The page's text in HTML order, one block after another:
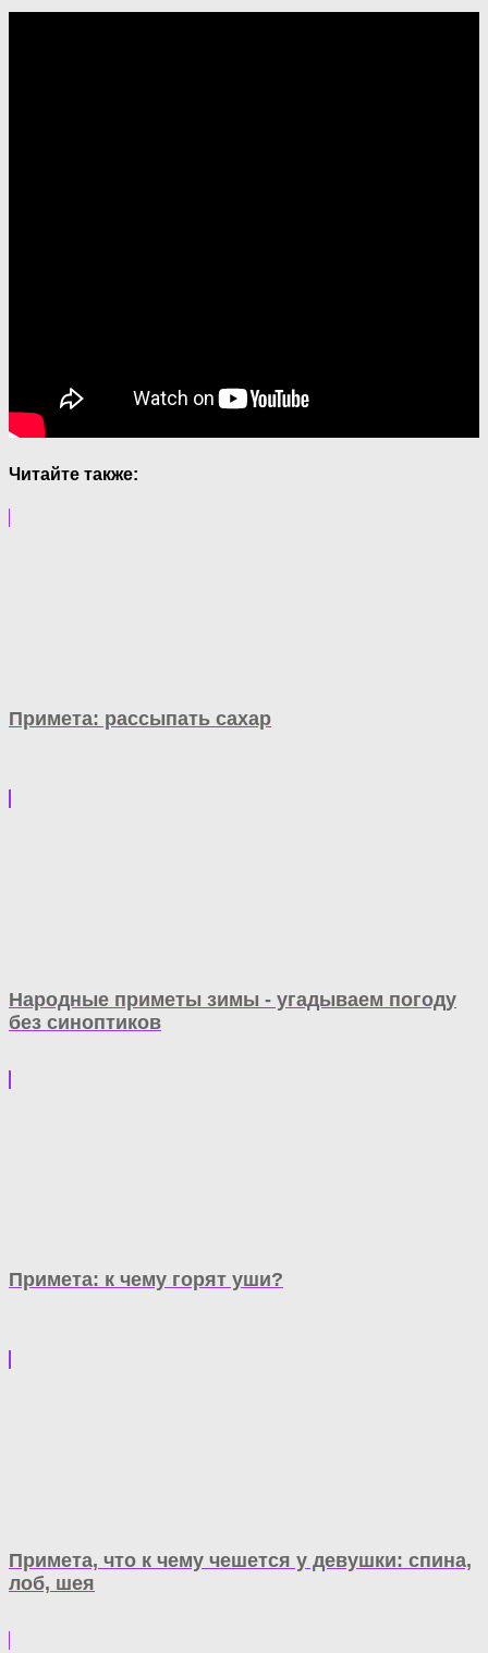
Читайте также:
Примета: рассыпать сахар
Народные приметы зимы - угадываем погоду
без синоптиков
Примета: к чему горят уши?
Примета, что к чему чешется у девушки: спина,
лоб, шея